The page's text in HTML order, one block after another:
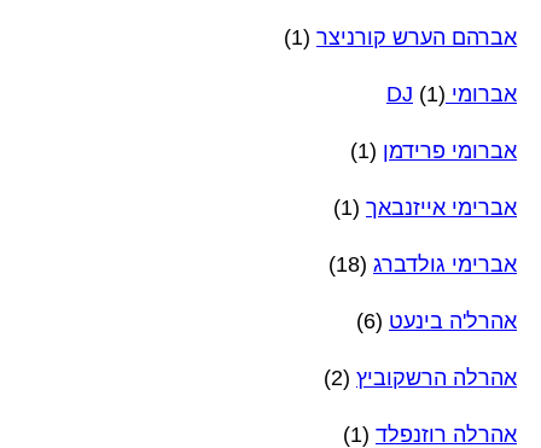
אברהם הערש קורניצר (1)
אברומי DJ (1)
אברומי פרידמן (1)
אברימי אייזנבאך (1)
אברימי גולדברג (18)
אהרל'ה בינעט (6)
אהרלה הרשקוביץ (2)
אהרלה רוזנפלד (1)